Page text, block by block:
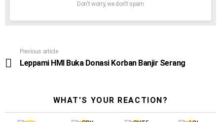
Don't worry, we don't spam
more
Previous article
Leppami HMI Buka Donasi Korban Banjir Serang
WHAT'S YOUR REACTION?